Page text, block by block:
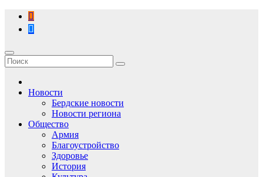
Перейти
содержимому
Новости
Бердские новости
Новости региона
Общество
Армия
Благоустройство
Здоровье
История